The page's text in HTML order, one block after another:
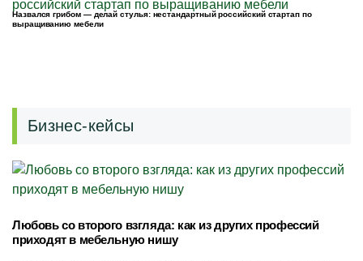
Назвался грибом — делай стулья: нестандартный российский стартап по
выращиванию мебели
Бизнес-кейсы
Любовь со второго взгляда: как из других профессий
приходят в мебельную нишу